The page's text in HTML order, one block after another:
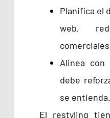
Planifica el
web,
Alinea con
debe
se entienda.
El restyling